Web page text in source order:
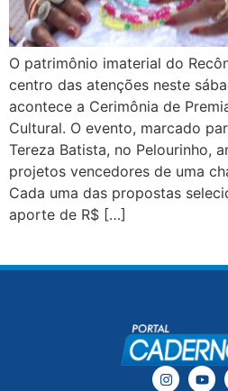
O patrimônio imaterial do
centro das atenções neste
acontece a Cerimônia de
Cultural. O evento, marcado
Tereza Batista, no Pelourinho,
projetos vencedores de uma
Cada uma das propostas
aporte de R$ […]